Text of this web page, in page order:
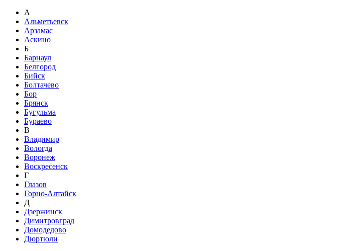
А
Альметьевск
Арзамас
Аскино
Б
Барнаул
Белгород
Бийск
Болтачево
Бор
Брянск
Бугульма
Бураево
В
Владимир
Вологда
Воронеж
Воскресенск
Г
Глазов
Горно-Алтайск
Д
Дзержинск
Димитровград
Домодедово
Дюртюли